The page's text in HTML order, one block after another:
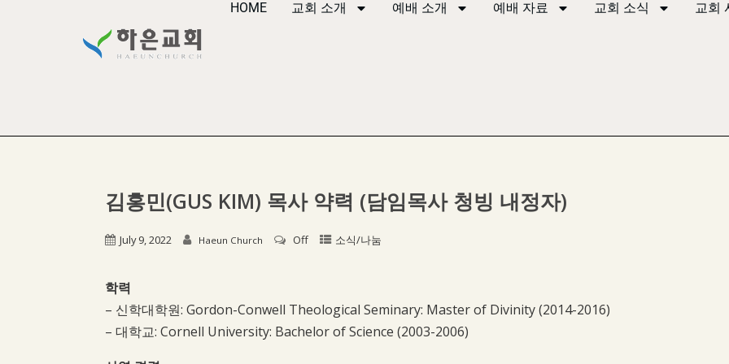
HOME 교회 소개 예배 소개 예배 자료 교회 소식 교회
김홍민(GUS KIM) 목사 약력 (담임목사 청빙 내정자)
July 9, 2022 Haeun Church Off 소식/나눔
학력
– 신학대학원: Gordon-Conwell Theological Seminary: Master of Divinity (2014-2016)
– 대학교: Cornell University: Bachelor of Science (2003-2006)